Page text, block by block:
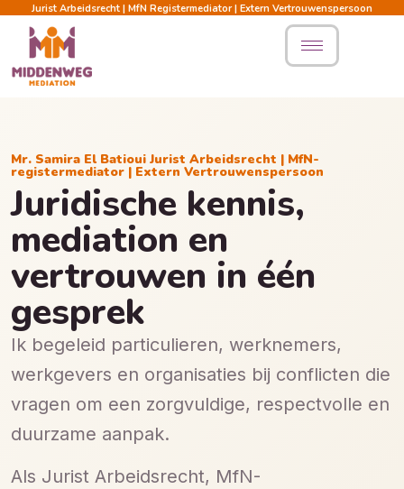
Jurist Arbeidsrecht | MfN Registermediator | Extern Vertrouwenspersoon
Mr. Samira El Batioui Jurist Arbeidsrecht | MfN-
registermediator | Extern Vertrouwenspersoon
Juridische kennis,
mediation en
vertrouwen in één
gesprek
Ik begeleid particulieren, werknemers,
werkgevers en organisaties bij conflicten die
vragen om een zorgvuldige, respectvolle en
duurzame aanpak.
Als Jurist Arbeidsrecht, MfN-